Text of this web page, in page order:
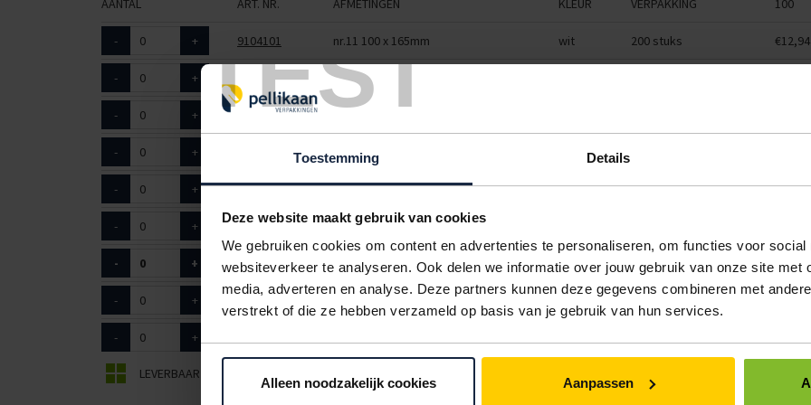
TEST
Toestemming Details
Deze website maakt gebruik van cookies
We gebruiken cookies om content en advertenties te personaliseren, om functies voor social
websiteverkeer te analyseren. Ook delen we informatie over jouw gebruik van onze site met
media, adverteren en analyse. Deze partners kunnen deze gegevens combineren met
verstrekt of die ze hebben verzameld op basis van je gebruik van hun services.
Alleen noodzakelijk cookies Aanpassen
AANTAL ART. NR. AFMETINGEN KLEUR VERPAKKING 100
- + 9104101 nr.11 100 x 165mm wit 200 stuks €12,94
- + 9104102 nr.12 120 x 215mm
- + 9104103
- + nr.14 180 x 265mm
- + 9104105 nr.15 220 x 265mm wit 100 stuks €34,40
- + 9104107 nr.17D 230 x 340mm
- + 9104108 nr.18 270 x 360mm wit 50 stuks €53,18
- + 9104109 nr.19 300 x 445mm
- +
LEVERBAAR